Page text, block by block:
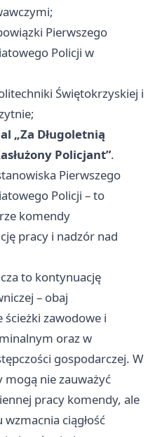
Pierwszego
Policji w
Świętokrzyskiej i
„Za Długoletnią
Policjant”.
Pierwszego
Policji – to
komendy
pracy i nadzór nad
to kontynuację
– obaj
ścieżki zawodowe i
oraz w
gospodarczej. W
nie zauważyć
pracy komendy, ale
ciągłość